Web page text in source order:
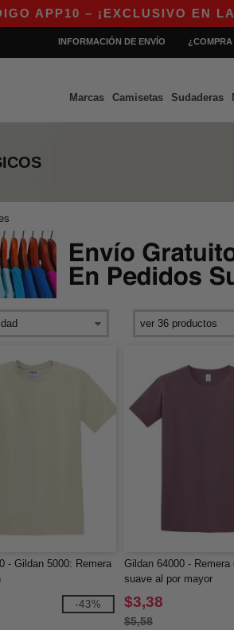
– ¡EXCLUSIVO EN LA APP!|
INFORMACIÓN DE ENVÍO
Marcas Camisetas Sudaderas
- Gildan 5000: Remera
-43%
Gildan 64000 - Remera
suave al por mayor
$3,38
$5,58